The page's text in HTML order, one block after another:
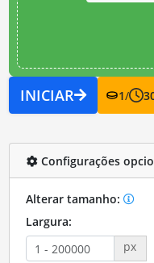
INICIAR 1/
Configurações
Alterar tamanho:
Largura:
px